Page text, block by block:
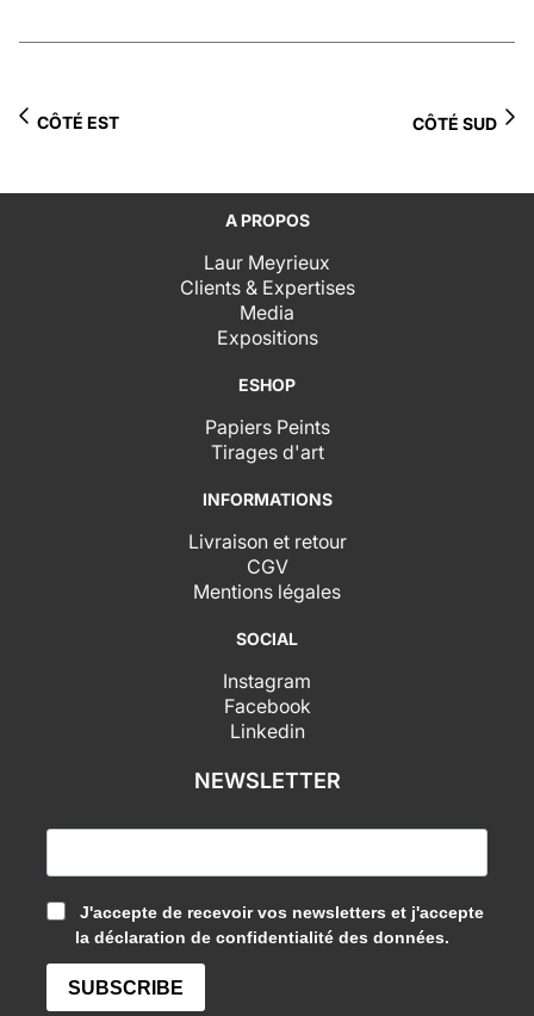
CÔTÉ EST CÔTÉ SUD
A PROPOS
Laur Meyrieux
Clients & Expertises
Media
Expositions
ESHOP
Papiers Peints
Tirages d'art
INFORMATIONS
Livraison et retour
CGV
Mentions légales
SOCIAL
Instagram
Facebook
Linkedin
NEWSLETTER
J'accepte de recevoir vos newsletters et j'accepte
la déclaration de confidentialité des données.
SUBSCRIBE